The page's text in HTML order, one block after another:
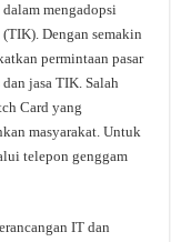
mengadopsi
Dengan semakin
permintaan pasar
jasa TIK. Salah
Card yang
masyarakat. Untuk
telepon genggam
IT dan